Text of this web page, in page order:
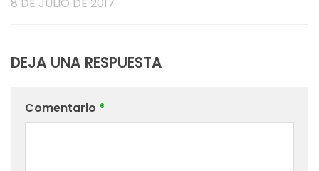
8 DE JULIO DE 2017
DEJA UNA RESPUESTA
Comentario *